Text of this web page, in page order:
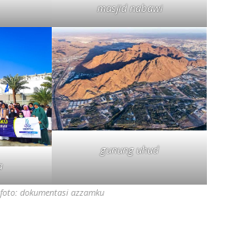
masjid nabawi
gunung uhud
foto: dokumentasi azzamku